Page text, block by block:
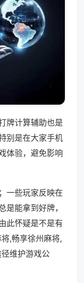
牌计算辅助也是
别是在大家手机
体验，避免影响
一些玩家反映在
是能拿到好牌，
此怀疑是不是有
,畅享徐州麻将,
维护游戏公